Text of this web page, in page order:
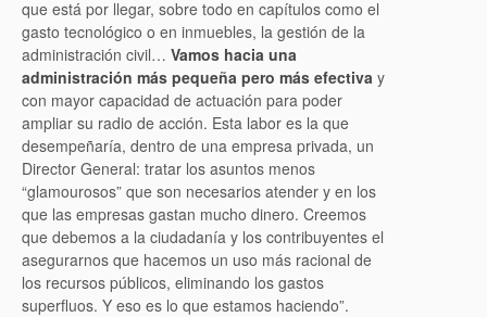
que está por llegar, sobre todo en capítulos como el
gasto tecnológico o en inmuebles, la gestión de la
administración civil… Vamos hacia una
administración más pequeña pero más efectiva y
con mayor capacidad de actuación para poder
ampliar su radio de acción. Esta labor es la que
desempeñaría, dentro de una empresa privada, un
Director General: tratar los asuntos menos
“glamourosos” que son necesarios atender y en los
que las empresas gastan mucho dinero. Creemos
que debemos a la ciudadanía y los contribuyentes el
asegurarnos que hacemos un uso más racional de
los recursos públicos, eliminando los gastos
superfluos. Y eso es lo que estamos haciendo”.